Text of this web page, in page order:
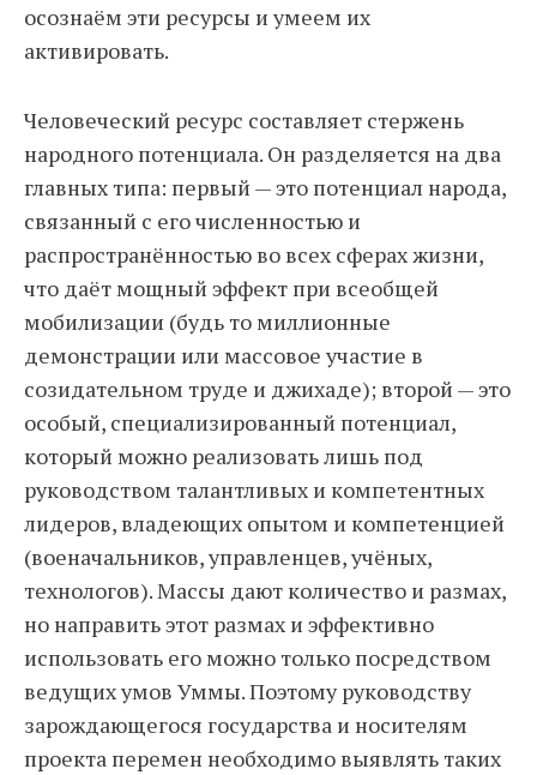
осознаём эти ресурсы и умеем их
активировать.
Человеческий ресурс составляет стержень
народного потенциала. Он разделяется на два
главных типа: первый — это потенциал народа,
связанный с его численностью и
распространённостью во всех сферах жизни,
что даёт мощный эффект при всеобщей
мобилизации (будь то миллионные
демонстрации или массовое участие в
созидательном труде и джихаде); второй — это
особый, специализированный потенциал,
который можно реализовать лишь под
руководством талантливых и компетентных
лидеров, владеющих опытом и компетенцией
(военачальников, управленцев, учёных,
технологов). Массы дают количество и размах,
но направить этот размах и эффективно
использовать его можно только посредством
ведущих умов Уммы. Поэтому руководству
зарождающегося государства и носителям
проекта перемен необходимо выявлять таких